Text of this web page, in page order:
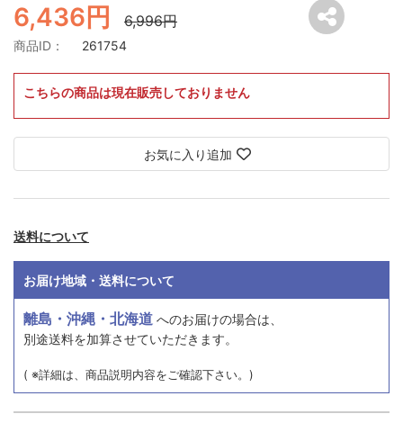
6,436円 6,996円
商品ID： 261754
こちらの商品は現在販売しておりません
お気に入り追加
送料について
お届け地域・送料について
離島・沖縄・北海道 へのお届けの場合は、
別途送料を加算させていただきます。
( ※詳細は、商品説明内容をご確認下さい。)